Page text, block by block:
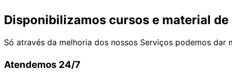
Disponibilizamos cursos e material
Só através da melhoria dos nossos Serviços podemos dar
Atendemos 24/7